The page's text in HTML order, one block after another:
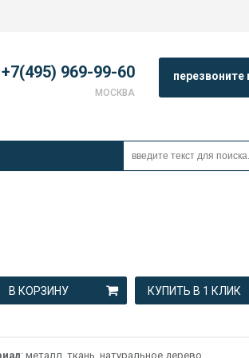
+7(495) 969-99-60
МОСКВА
перезвоните
В КОРЗИНУ КУПИТЬ В 1 КЛИК
: металл, ткань, натуральное дерево